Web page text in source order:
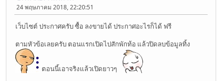
24 พฤษภาคม 2018, 22:20:51
เว็บไซต์ ประกาศครับ ซื้อ ลงขายได้ ประกาศอะไรก็ได้ ฟรี
ตามหัวข้อเลยครับ ตอนแรกเปิดไปสักพักท้อ แล้วปิดลบข้อมูลทิ้ง
ตอนนี้เอาจริงแล้วเปิดยาวๆ